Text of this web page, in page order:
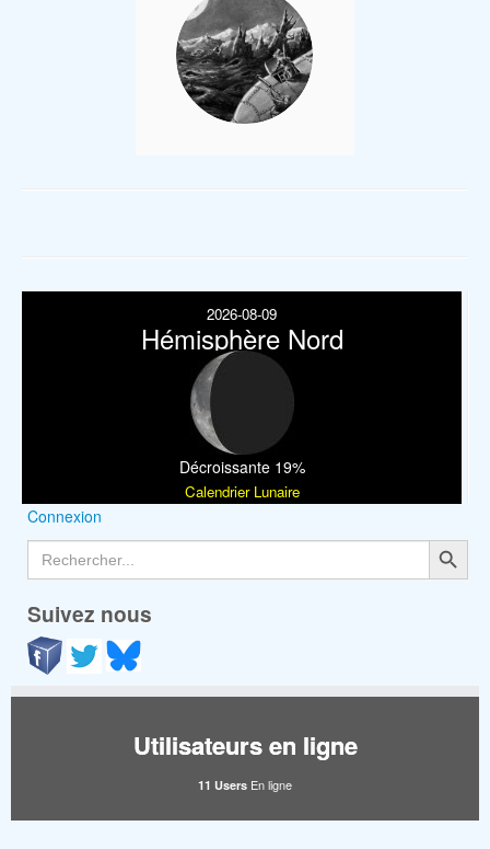
2026-08-09
Hémisphère Nord
Décroissante 19%
Calendrier Lunaire
Connexion
Search
for:
Search Button
Suivez nous
Utilisateurs en ligne
11 Users En ligne